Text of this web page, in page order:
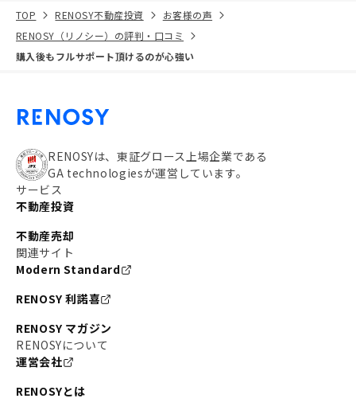
TOP RENOSY不動産投資
お客様の声
RENOSY（リノシー）の評判・口コミ
購入後もフルサポート頂けるのが心強い
RENOSYは、東証グロース上場企業である
GA technologiesが運営しています。
サービス
不動産投資
不動産売却
関連サイト
Modern Standard
RENOSY 利諾喜
RENOSY マガジン
RENOSYについて
運営会社
RENOSYとは